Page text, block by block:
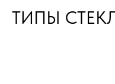
ТИПЫ